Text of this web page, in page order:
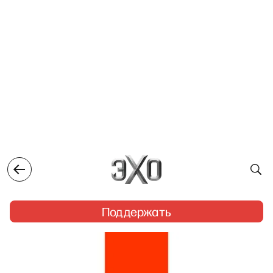
Поддержать